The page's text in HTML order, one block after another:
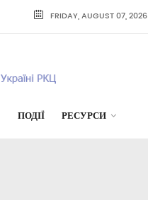
FRIDAY, AUGUST 07, 2026
ПОДІЇ РЕСУРСИ